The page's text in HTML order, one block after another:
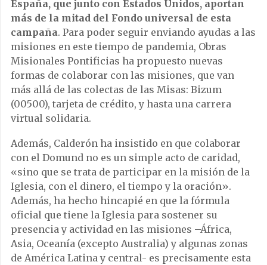
España, que junto con Estados Unidos, aportan
más de la mitad del Fondo universal de esta
campaña. Para poder seguir enviando ayudas a las
misiones en este tiempo de pandemia, Obras
Misionales Pontificias ha propuesto nuevas
formas de colaborar con las misiones, que van
más allá de las colectas de las Misas: Bizum
(00500), tarjeta de crédito, y hasta una carrera
virtual solidaria.
Además, Calderón ha insistido en que colaborar
con el Domund no es un simple acto de caridad,
«sino que se trata de participar en la misión de la
Iglesia, con el dinero, el tiempo y la oración».
Además, ha hecho hincapié en que la fórmula
oficial que tiene la Iglesia para sostener su
presencia y actividad en las misiones –África,
Asia, Oceanía (excepto Australia) y algunas zonas
de América Latina y central- es precisamente esta